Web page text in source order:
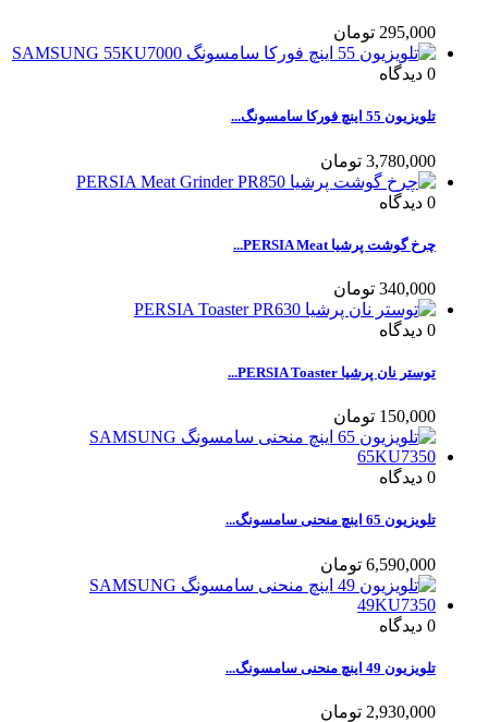
295,000 تومان
0 دیدگاه
تلویزیون 55 اینچ فورکا سامسونگ...
3,780,000 تومان
0 دیدگاه
چرخ گوشت پرشیا PERSIA Meat...
340,000 تومان
0 دیدگاه
توستر نان پرشیا PERSIA Toaster...
150,000 تومان
0 دیدگاه
تلویزیون 65 اینچ منحنی سامسونگ...
6,590,000 تومان
0 دیدگاه
تلویزیون 49 اینچ منحنی سامسونگ...
2,930,000 تومان